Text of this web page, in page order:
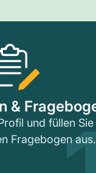
&
und füllen
Fragebogen aus.